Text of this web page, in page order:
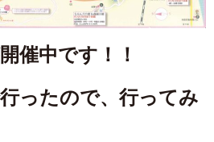
催中です！！
ったので、行ってみ